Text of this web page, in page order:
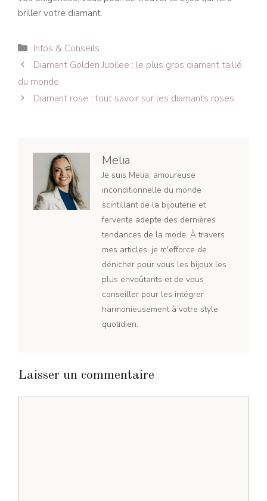
briller votre diamant.
Catégories
Infos & Conseils
Navigation
des
articles
Diamant Golden Jubilee : le plus gros diamant taillé
du monde
Diamant rose : tout savoir sur les diamants roses
Melia
Je suis Melia, amoureuse
inconditionnelle du monde
scintillant de la bijouterie et
fervente adepte des dernières
tendances de la mode. À travers
mes articles, je m'efforce de
dénicher pour vous les bijoux les
plus envoûtants et de vous
conseiller pour les intégrer
harmonieusement à votre style
quotidien.
Laisser un commentaire